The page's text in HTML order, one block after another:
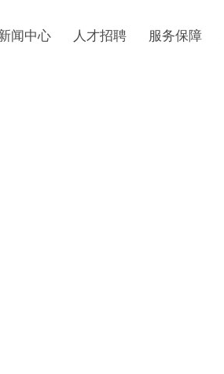
闻中心 人才招聘 服务保障